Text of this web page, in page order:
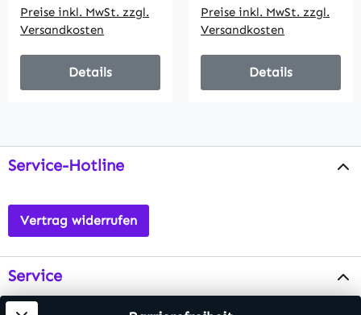
Preise inkl. MwSt. zzgl.
Versandkosten
Details
Preise inkl. MwSt. zzgl.
Versandkosten
Details
Service-Hotline
Vertrag widerrufen
Service